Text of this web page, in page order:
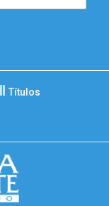
Títulos